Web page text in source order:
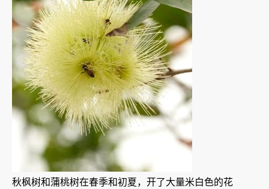
秋枫树和蒲桃树在春季和初夏，开了大量米白色的花